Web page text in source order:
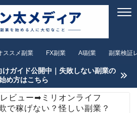
ススメ副業 FX副業 AI副業 副業検証
けガイド公開中｜失敗しない副業の
め方はこちら
ビュー➡ ミリオンライフ
で稼げない？怪しい副業？